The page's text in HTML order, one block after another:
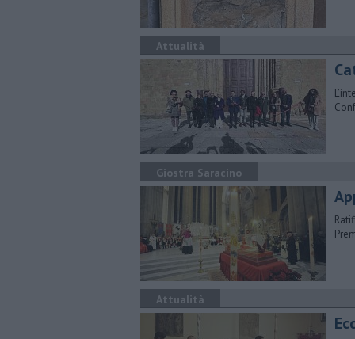
Attualità
Giostra Saracino
Attualità